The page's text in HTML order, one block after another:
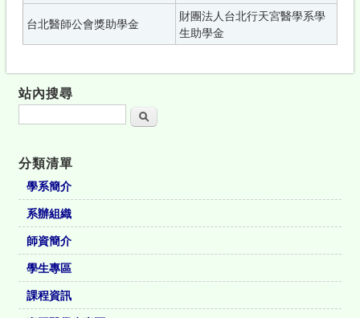
台北醫師公會獎助學金
財團法人台北行天宮醫學系學
生助學金
站內搜尋
搜尋
分類清單
學系簡介
系辦組織
師資簡介
學生專區
課程資訊